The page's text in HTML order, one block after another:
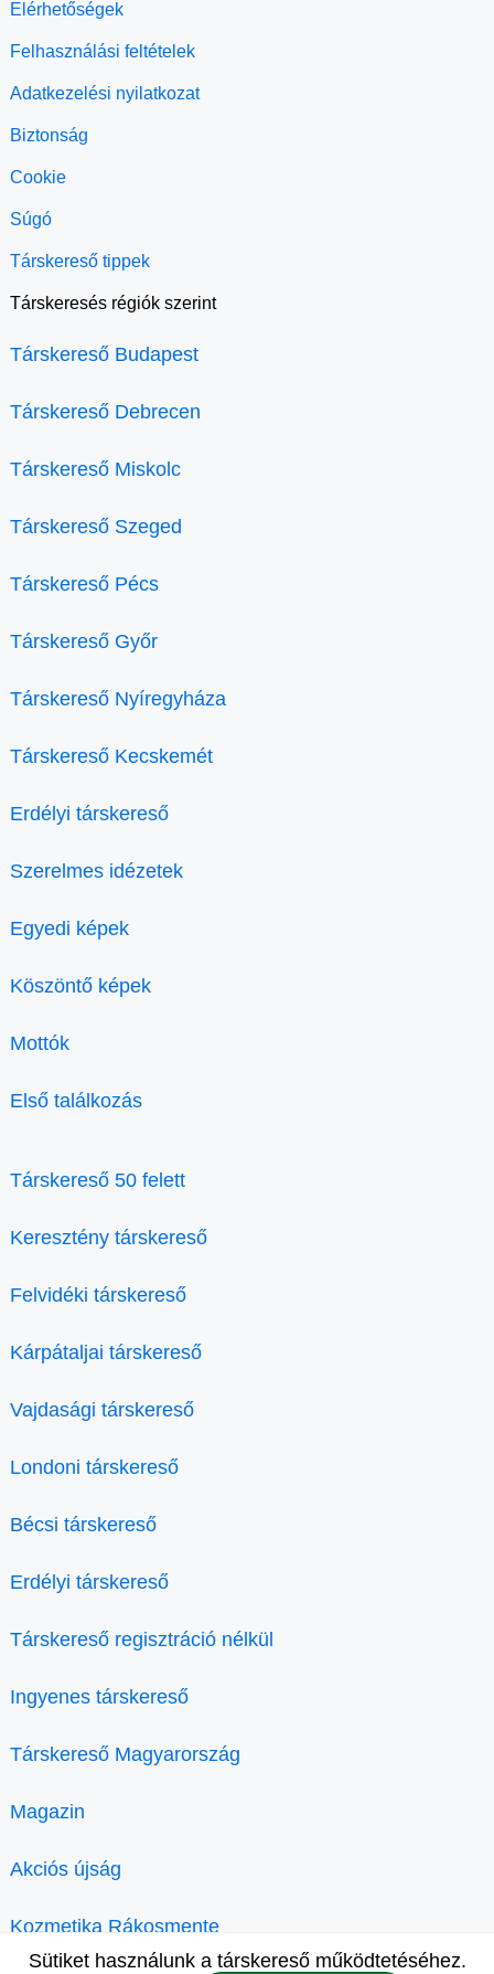
Elérhetőségek
Felhasználási feltételek
Adatkezelési nyilatkozat
Biztonság
Cookie
Súgó
Társkereső tippek
Társkeresés régiók szerint
Társkereső Budapest
Társkereső Debrecen
Társkereső Miskolc
Társkereső Szeged
Társkereső Pécs
Társkereső Győr
Társkereső Nyíregyháza
Társkereső Kecskemét
Erdélyi társkereső
Szerelmes idézetek
Egyedi képek
Köszöntő képek
Mottók
Első találkozás
Társkereső 50 felett
Keresztény társkereső
Felvidéki társkereső
Kárpátaljai társkereső
Vajdasági társkereső
Londoni társkereső
Bécsi társkereső
Erdélyi társkereső
Társkereső regisztráció nélkül
Ingyenes társkereső
Társkereső Magyarország
Magazin
Akciós újság
Kozmetika Rákosmente
Sütiket használunk a társkereső működtetéséhez.